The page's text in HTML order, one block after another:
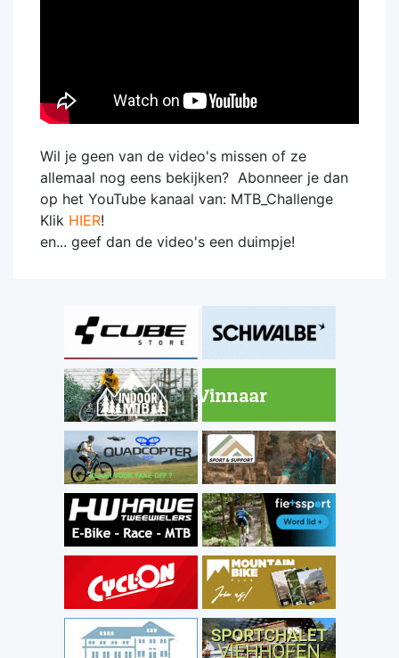
Wil je geen van de video's missen of ze
allemaal nog eens bekijken? Abonneer je dan
op het YouTube kanaal van: MTB_Challenge
Klik HIER!
en... geef dan de video's een duimpje!